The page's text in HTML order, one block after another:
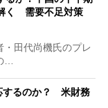
く 需要不足対策
田代尚機氏のプレ
…
するのか？ 米財務